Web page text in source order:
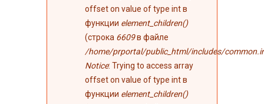
offset on value of type int в
функции element_children()
(строка 6609в файле
/home/prportal/public_html/includes/
Notice: Trying to access array
offset on value of type int в
функции element_children()